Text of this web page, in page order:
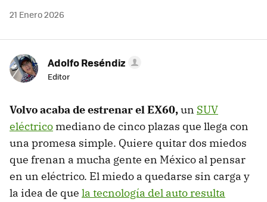
21 Enero 2026
Adolfo Reséndiz
Editor
Volvo acaba de estrenar el EX60,un SUV
eléctrico mediano de cinco plazas que llega con
una promesa simple. Quiere quitar dos miedos
que frenan a mucha gente en México al pensar
en un eléctrico. El miedo a quedarse sin carga y
la idea de que la tecnología del auto resulta